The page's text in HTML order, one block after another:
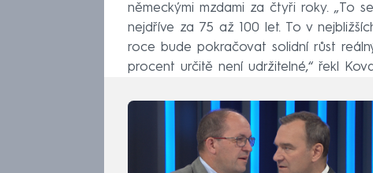
německými mzdami za čtyři roky. „To
nejdříve za 75 až 100 let. To v
roce bude pokračovat solidní růst
procent určitě není udržitelné,“ řekl